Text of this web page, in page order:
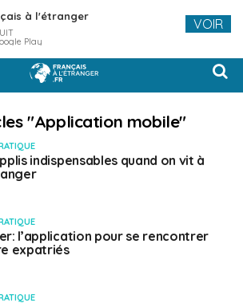
"Application mobile"
indispensables quand on vit à
l’application pour se rencontrer
expatriés
à l'étranger
Play
VOIR